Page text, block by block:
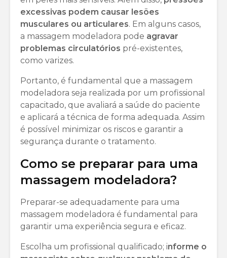
excessivas podem causar lesões
musculares ou articulares. Em alguns casos,
a massagem modeladora pode agravar
problemas circulatórios pré-existentes,
como varizes.
Portanto, é fundamental que a massagem
modeladora seja realizada por um profissional
capacitado, que avaliará a saúde do paciente
e aplicará a técnica de forma adequada. Assim
é possível minimizar os riscos e garantir a
segurança durante o tratamento.
Como se preparar para uma
massagem modeladora?
Preparar-se adequadamente para uma
massagem modeladora é fundamental para
garantir uma experiência segura e eficaz.
Escolha um profissional qualificado; informe o